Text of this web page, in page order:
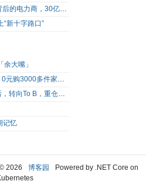
英伟达盯上OpenAI“星际之门”背后的电力商，30亿美元直接入股
“新十字路口”
大嘴」
电商平台前员工利用系统漏洞，0元购3000多件家电！
字节年内二开全员会：承认落后，转向To B，重仓年轻人
记忆
2026 博客园
Powered by .NET Core on